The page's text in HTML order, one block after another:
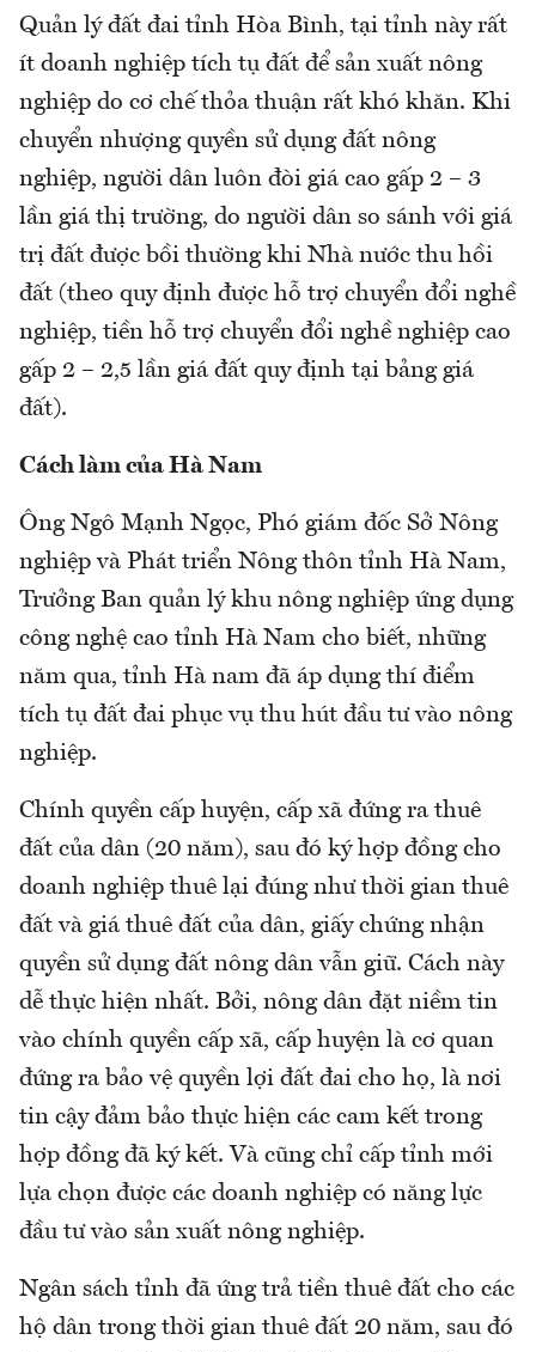
Quản lý đất đai tỉnh Hòa Bình, tại tỉnh này rất
ít doanh nghiệp tích tụ đất để sản xuất nông
nghiệp do cơ chế thỏa thuận rất khó khăn. Khi
chuyển nhượng quyền sử dụng đất nông
nghiệp, người dân luôn đòi giá cao gấp 2 – 3
lần giá thị trường, do người dân so sánh với giá
trị đất được bồi thường khi Nhà nước thu hồi
đất (theo quy định được hỗ trợ chuyển đổi nghề
nghiệp, tiền hỗ trợ chuyển đổi nghề nghiệp cao
gấp 2 – 2,5 lần giá đất quy định tại bảng giá
đất).
Cách làm của Hà Nam
Ông Ngô Mạnh Ngọc, Phó giám đốc Sở Nông
nghiệp và Phát triển Nông thôn tỉnh Hà Nam,
Trưởng Ban quản lý khu nông nghiệp ứng dụng
công nghệ cao tỉnh Hà Nam cho biết, những
năm qua, tỉnh Hà nam đã áp dụng thí điểm
tích tụ đất đai phục vụ thu hút đầu tư vào nông
nghiệp.
Chính quyền cấp huyện, cấp xã đứng ra thuê
đất của dân (20 năm), sau đó ký hợp đồng cho
doanh nghiệp thuê lại đúng như thời gian thuê
đất và giá thuê đất của dân, giấy chứng nhận
quyền sử dụng đất nông dân vẫn giữ. Cách này
dễ thực hiện nhất. Bởi, nông dân đặt niềm tin
vào chính quyền cấp xã, cấp huyện là cơ quan
đứng ra bảo vệ quyền lợi đất đai cho họ, là nơi
tin cậy đảm bảo thực hiện các cam kết trong
hợp đồng đã ký kết. Và cũng chỉ cấp tỉnh mới
lựa chọn được các doanh nghiệp có năng lực
đầu tư vào sản xuất nông nghiệp.
Ngân sách tỉnh đã ứng trả tiền thuê đất cho các
hộ dân trong thời gian thuê đất 20 năm, sau đó